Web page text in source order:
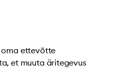
oma ettevõtte
et muuta äritegevus